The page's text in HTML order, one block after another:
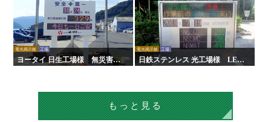
電光掲示板 工場
ヨータイ 日生工場様 無災害記
録表
電光掲示板 工場
日鉄ステンレス 光工場様 LED
無災害記録表
もっと見る